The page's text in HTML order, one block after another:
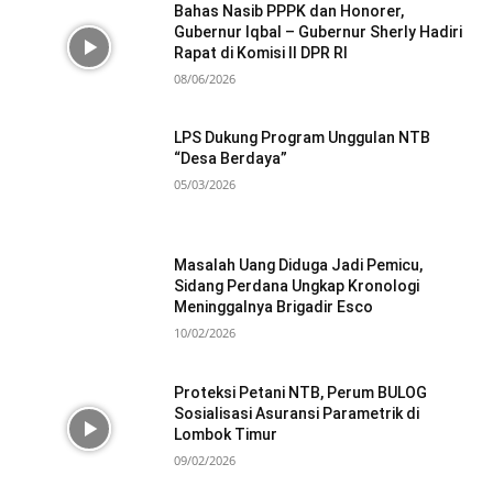
Bahas Nasib PPPK dan Honorer,
Gubernur Iqbal – Gubernur Sherly Hadiri
Rapat di Komisi II DPR RI
08/06/2026
LPS Dukung Program Unggulan NTB
“Desa Berdaya”
05/03/2026
Masalah Uang Diduga Jadi Pemicu,
Sidang Perdana Ungkap Kronologi
Meninggalnya Brigadir Esco
10/02/2026
Proteksi Petani NTB, Perum BULOG
Sosialisasi Asuransi Parametrik di
Lombok Timur
09/02/2026